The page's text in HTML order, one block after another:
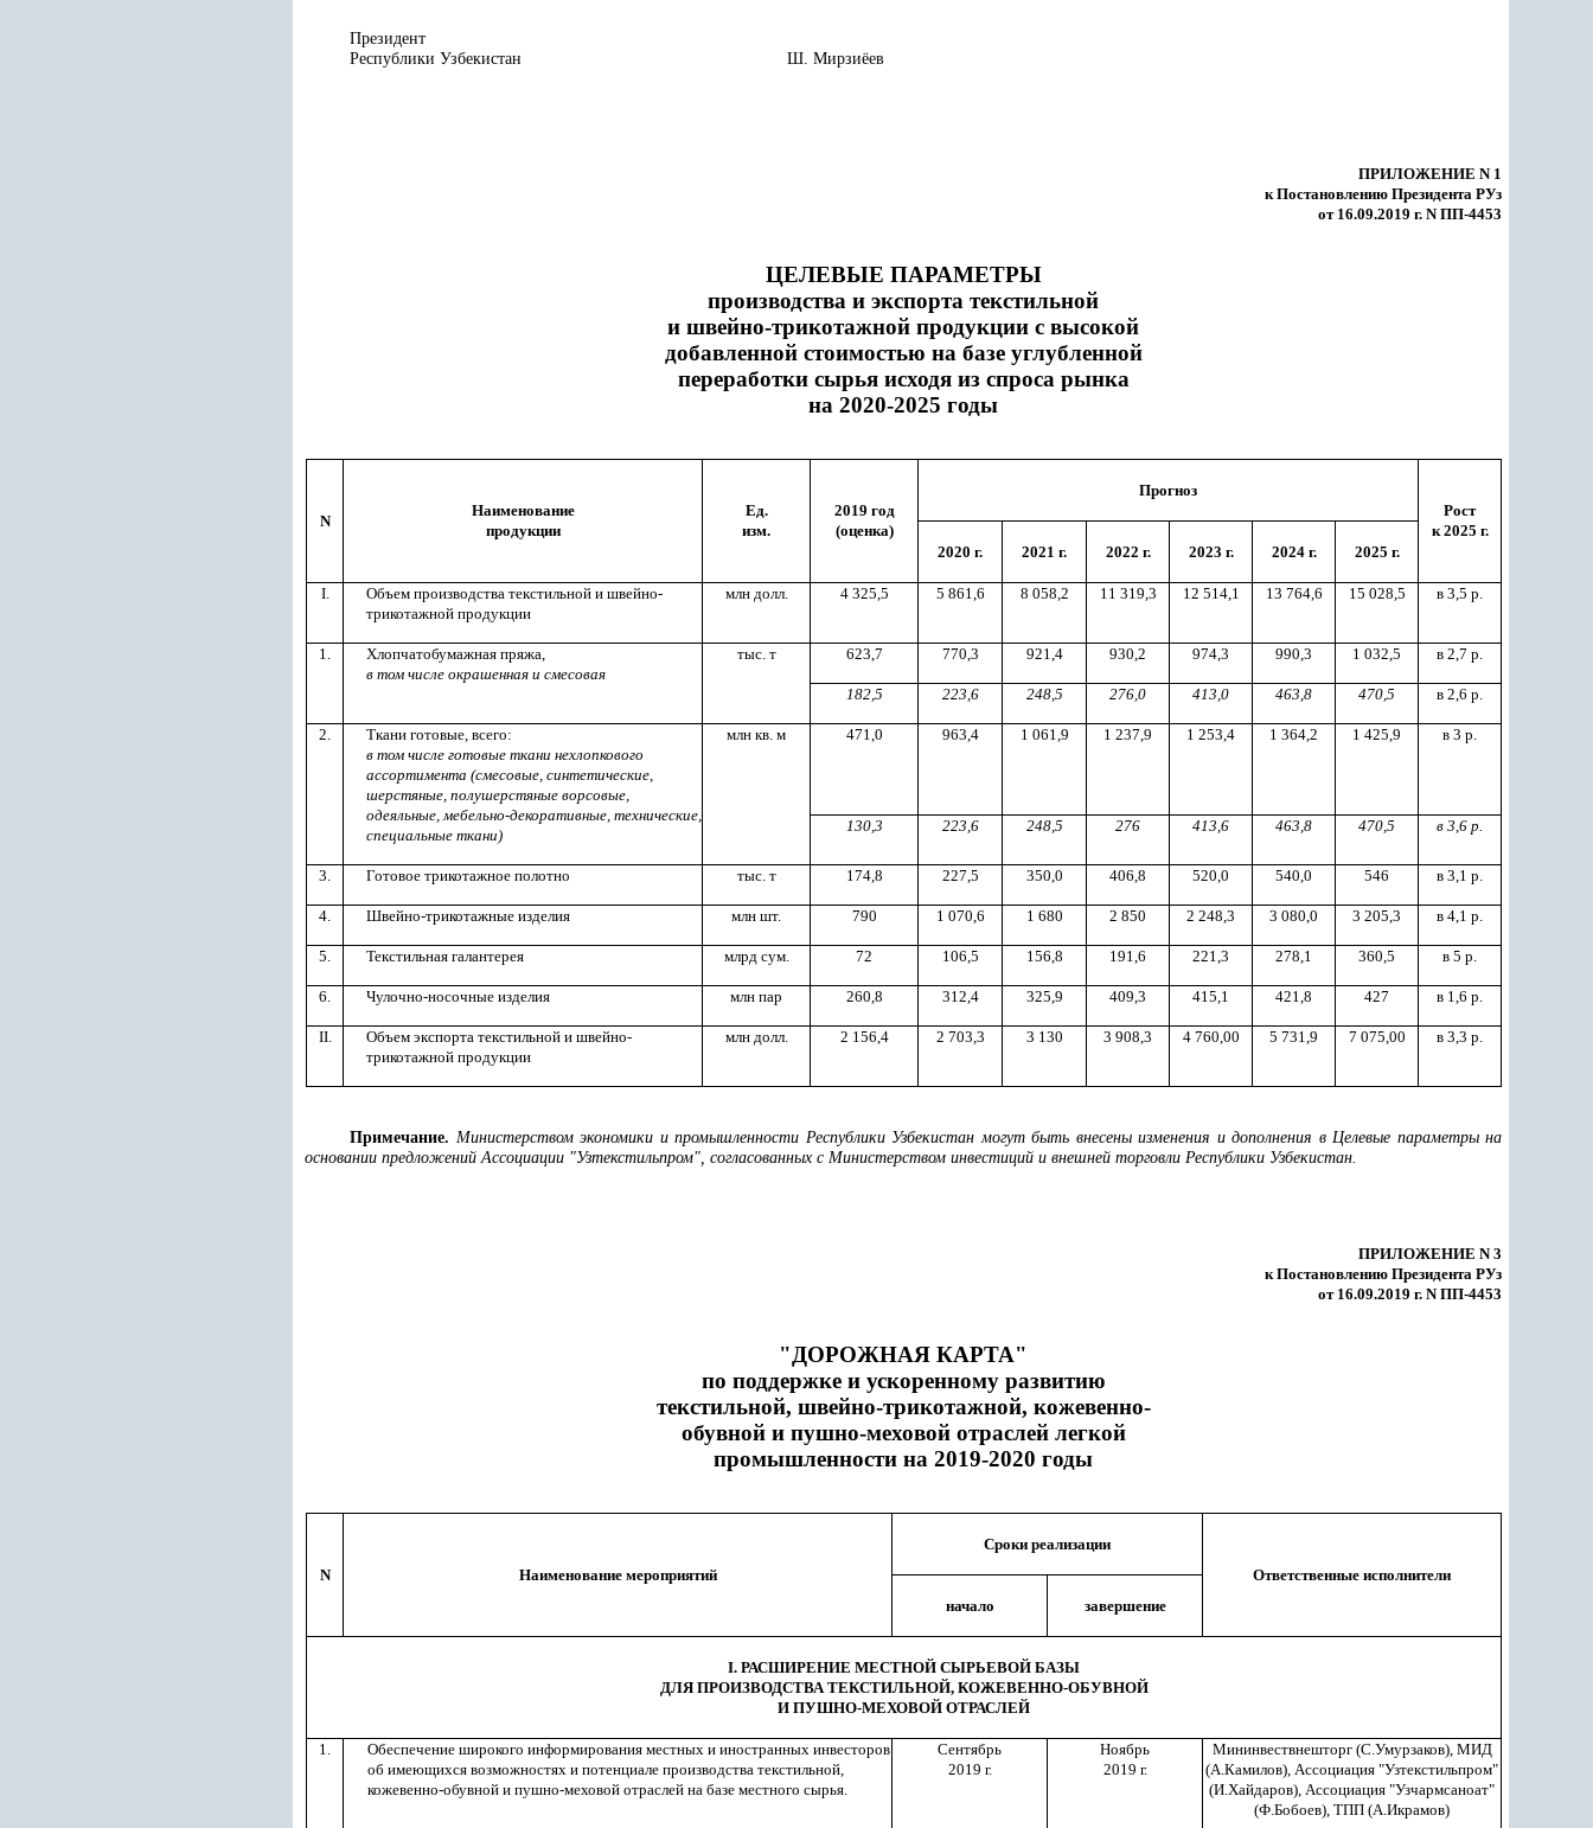
Президент
Республики Узбекистан Ш. Мирзиёев
ПРИЛОЖЕНИЕ N 1
к Постановлению Президента РУз
от 16.09.2019 г. N ПП-4453
ЦЕЛЕВЫЕ ПАРАМЕТРЫ
производства и экспорта текстильной
и швейно-трикотажной продукции с высокой
добавленной стоимостью на базе углубленной
переработки сырья исходя из спроса рынка
на 2020-2025 годы
N
Наименование
продукции
Ед.
изм.
2019 год
(оценка)
Прогноз
Рост
к 2025 г.
2020 г.
2021 г. 2022 г. 2023 г. 2024 г. 2025 г.
I.
Объем производства текстильной и швейно-
трикотажной продукции
млн долл. 4 325,5 5 861,6 8 058,2 11 319,3 12 514,1 13 764,6 15 028,5 в 3,5 р.
1.
Хлопчатобумажная пряжа,
в том числе окрашенная и смесовая
тыс. т 623,7 770,3 921,4 930,2 974,3 990,3 1 032,5 в 2,7 р.
182,5 223,6 248,5 276,0 413,0 463,8 470,5 в 2,6 р.
2.
Ткани готовые, всего:
в том числе готовые ткани нехлопкового
ассортимента (смесовые, синтетические,
шерстяные, полушерстяные ворсовые,
одеяльные, мебельно-декоративные, технические,
специальные ткани)
млн кв. м 471,0 963,4 1 061,9 1 237,9 1 253,4 1 364,2 1 425,9 в 3 р.
130,3 223,6 248,5 276 413,6 463,8 470,5 в 3,6 р.
3. Готовое трикотажное полотно тыс. т 174,8 227,5 350,0 406,8 520,0 540,0 546 в 3,1 р.
4. Швейно-трикотажные изделия млн шт. 790 1 070,6 1 680 2 850 2 248,3 3 080,0 3 205,3 в 4,1 р.
5. Текстильная галантерея млрд сум. 72 106,5 156,8 191,6 221,3 278,1 360,5 в 5 р.
6. Чулочно-носочные изделия млн пар 260,8 312,4 325,9 409,3 415,1 421,8 427 в 1,6 р.
II.
Объем экспорта текстильной и швейно-
трикотажной продукции
млн долл. 2 156,4 2 703,3 3 130 3 908,3 4 760,00 5 731,9 7 075,00 в 3,3 р.
Примечание. Министерством экономики и промышленности Республики Узбекистан могут быть внесены изменения и дополнения в Целевые параметры на
основании предложений Ассоциации "Узтекстильпром", согласованных с Министерством инвестиций и внешней торговли Республики Узбекистан.
ПРИЛОЖЕНИЕ N 3
к Постановлению Президента РУз
от 16.09.2019 г. N ПП-4453
"ДОРОЖНАЯ КАРТА"
по поддержке и ускоренному развитию
текстильной, швейно-трикотажной, кожевенно-
обувной и пушно-меховой отраслей легкой
промышленности на 2019-2020 годы
N Наименование мероприятий
Сроки реализации
Ответственные исполнители
начало
завершение
I. РАСШИРЕНИЕ МЕСТНОЙ СЫРЬЕВОЙ БАЗЫ
ДЛЯ ПРОИЗВОДСТВА ТЕКСТИЛЬНОЙ, КОЖЕВЕННО-ОБУВНОЙ
И ПУШНО-МЕХОВОЙ ОТРАСЛЕЙ
1.
Обеспечение широкого информирования местных и иностранных инвесторов
об имеющихся возможностях и потенциале производства текстильной,
кожевенно-обувной и пушно-меховой отраслей на базе местного сырья.
Сентябрь
2019 г.
Ноябрь
2019 г.
Мининвествнешторг (С.Умурзаков), МИД
(А.Камилов), Ассоциация "Узтекстильпром"
(И.Хайдаров), Ассоциация "Узчармсаноат"
(Ф.Бобоев), ТПП (А.Икрамов)